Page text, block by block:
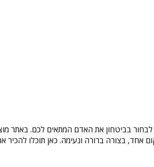
בביטחון את האדם המתאים לכם. באתר
בצורה ברורה ונעימה. כאן תוכלו